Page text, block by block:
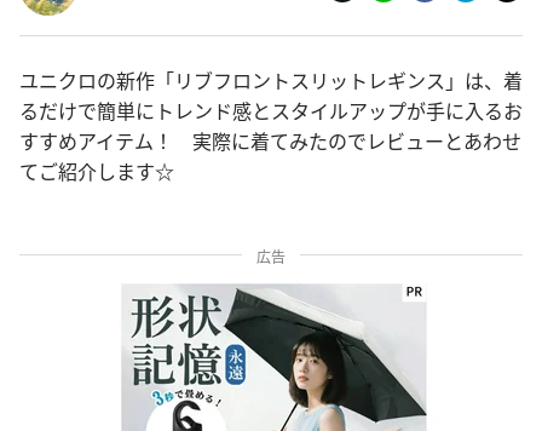
ユニクロの新作「リブフロントスリットレギンス」は、着
るだけで簡単にトレンド感とスタイルアップが手に入るお
すすめアイテム！ 実際に着てみたのでレビューとあわせ
てご紹介します☆
広告